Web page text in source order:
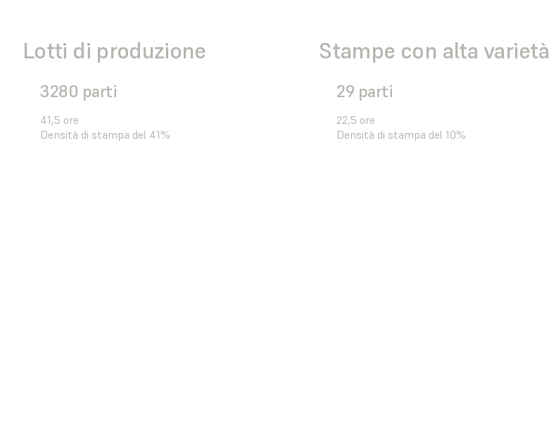
Lotti di produzione
3280 parti
41,5 ore
Densità di stampa del 41%
Stampe con alta varietà
29 parti
22,5 ore
Densità di stampa del 10%